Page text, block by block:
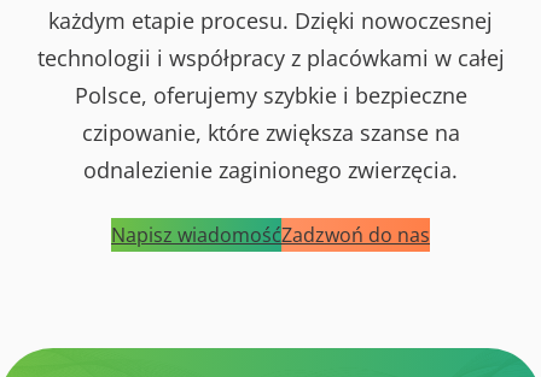
każdym etapie procesu. Dzięki nowoczesnej
technologii i współpracy z placówkami w całej
Polsce, oferujemy szybkie i bezpieczne
czipowanie, które zwiększa szanse na
odnalezienie zaginionego zwierzęcia.
Napisz wiadomośćZadzwoń do nas